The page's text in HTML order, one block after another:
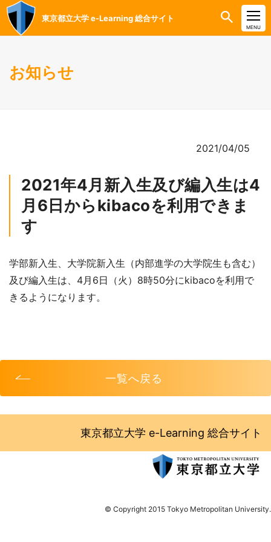
CLOSE
MENU
お知らせ
2021/04/05
2021年4月新入生及び編入生は4
月6日からkibacoを利用できま
す
学部新入生、大学院新入生（内部進学の大学院生も含む）
及び編入生は、4月6日（火）8時50分にkibacoを利用で
きるようになります。
一覧へ戻る
東京都立大学 e-Learning 総合サイト
© Copyright 2015 Tokyo Metropolitan University.
東京都立大学 e-Learning 総合サイト